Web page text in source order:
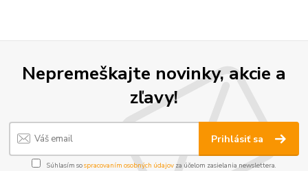
Nepremeškajte novinky, akcie a
zľavy!
Prihlásiť sa
Súhlasím sospracovaním osobných údajov za účelom zasielania newslettera.